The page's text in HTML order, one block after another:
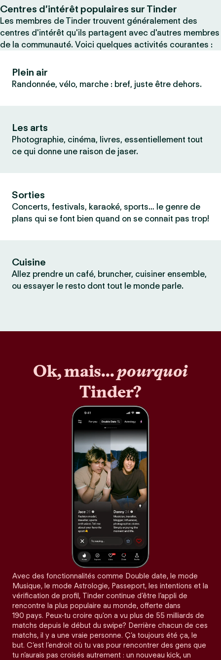
Centres d’intérêt populaires sur Tinder
Les membres de Tinder trouvent généralement des
centres d'intérêt qu'ils partagent avec d'autres membres
de la communauté. Voici quelques activités courantes :
Plein air
Randonnée, vélo, marche : bref, juste être dehors.
Les arts
Photographie, cinéma, livres, essentiellement tout
ce qui donne une raison de jaser.
Sorties
Concerts, festivals, karaoké, sports… le genre de
plans qui se font bien quand on se connait pas trop!
Cuisine
Allez prendre un café, bruncher, cuisiner ensemble,
ou essayer le resto dont tout le monde parle.
Ok, mais...pourquoi
Tinder?
Avec des fonctionnalités comme Double date, le mode
Musique, le mode Astrologie, Passeport, les intentions et la
vérification de profil, Tinder continue d’être l’appli de
rencontre la plus populaire au monde, offerte dans
190 pays. Peux-tu croire qu'on a vu plus de 55 milliards de
matchs depuis le début du swipe? Derrière chacun de ces
matchs, il y a une vraie personne. Ç’a toujours été ça, le
but. C’est l’endroit où tu vas pour rencontrer des gens que
tu n’aurais pas croisés autrement : un nouveau kick, un